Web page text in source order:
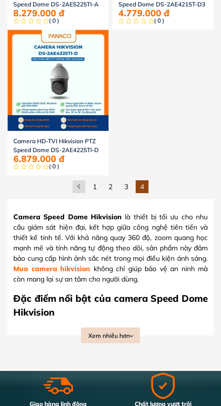
Speed Dome DS-2AE5225TI-A
8.279.000 đ
( 0 )
Speed Dome DS-2AE4215T-D3
4.779.000 đ
( 0 )
Camera HD-TVI Hikvision PTZ
Speed Dome DS-2AE4225TI-D
6.879.000 đ
( 0 )
1 2 3 4
Camera Speed Dome Hikvision là thiết bị tối ưu cho nhu
cầu giám sát hiện đại, kết hợp giữa công nghệ tiên tiến và
thiết kế tinh tế. Với khả năng quay 360 độ, zoom quang học
mạnh mẽ và tính năng tự động theo dõi, sản phẩm này đảm
bảo cung cấp hình ảnh sắc nét trong mọi điều kiện ánh sáng.
Mua camera hikvision không chỉ giúp bảo vệ an ninh mà
còn mang lại sự an tâm cho người dùng.
Đặc điểm nổi bật của camera Speed Dome
Hikvision
Quay quét 360 độ:
Khả năng xoay tròn linh hoạt
giúp bao quát toàn bộ khu vực mà không bỏ sót góc
camera an ninhnày có chế độ zoom quang học cao
giúp phóng to hình ảnh mà vẫn giữ được độ nét, cho
phép theo dõi chi tiết các đối tượng từ xa.
Hình ảnh sắc nét:
Công nghệ hình ảnh tiên tiến
Xem nhiều hơn
Giao hàng linh động
Chất lượng vượt trội